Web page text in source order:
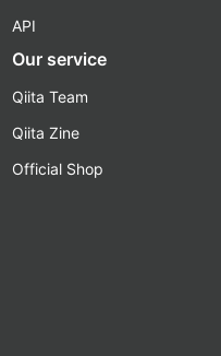
API
Our service
Qiita Team
Qiita Zine
Official Shop